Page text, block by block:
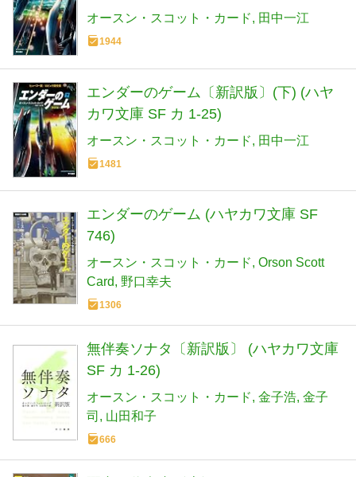
オースン・スコット・カード 田中一江
1944
エンダーのゲーム〔新訳版〕(下) (ハヤ
カワ文庫 SF カ 1-25)
オースン・スコット・カード 田中一江
1481
エンダーのゲーム (ハヤカワ文庫 SF
746)
オースン・スコット・カード Orson Scott
Card
野口幸夫
1306
無伴奏ソナタ〔新訳版〕 (ハヤカワ文庫
SF カ 1-26)
オースン・スコット・カード 金子浩 金子
司
山田和子
666